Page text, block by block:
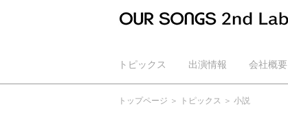
トピックス 出演情報 会社概要
公式YouTube
トップページ トピックス 小説